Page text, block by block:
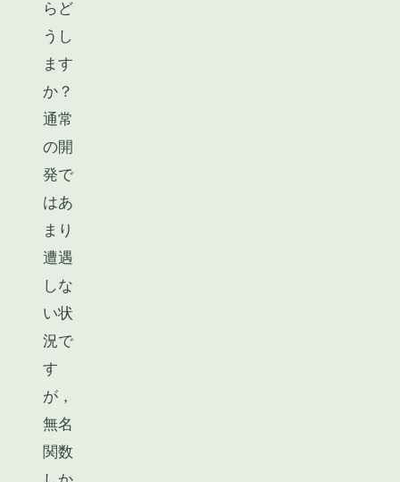
らど
うし
ます
か？
通常
の開
発で
はあ
まり
遭遇
しな
い状
況で
す
が，
無名
関数